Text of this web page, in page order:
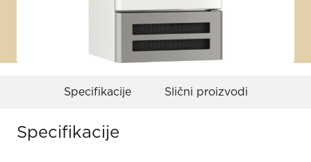
Specifikacije Slični proizvodi
Specifikacije